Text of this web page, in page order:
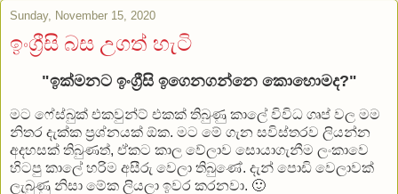
Sunday, November 15, 2020
ඉංග්‍රීසි බස උගත් හැටි
"ඉක්මනට ඉංග්‍රීසි ඉගෙනගන්නෙ කොහොමද?"
මට ෆේස්බුක් එකවුන්ට් එකක් තිබුණු කාලේ විවිධ ගෘප් වල මම
නිතර දැක්ක ප්‍රශ්නයක් ඕක. මට මේ ගැන සවිස්තරව ලියන්න
අදහසක් තිබුණත්, ඒකට කාල වේලාව සොයාගැනීම ලංකාවෙ
හිටපු කාලේ හරිම අසීරු වෙලා තිබුණේ. දැන් පොඩි වෙලාවක්
ලැබුණු නිසා මේක ලියලා ඉවර කරනවා. 🙂